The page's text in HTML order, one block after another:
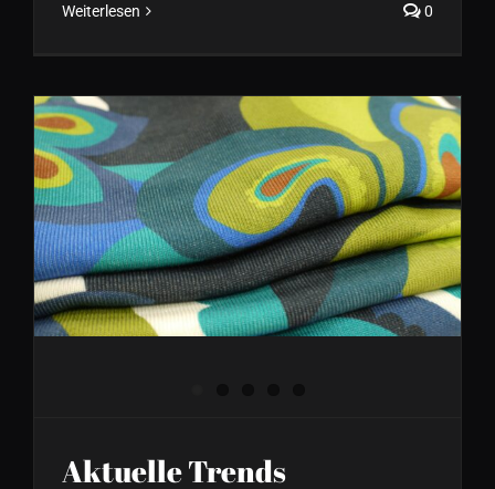
Weiterlesen 0
Aktuelle Trends
Herbst/Winter Kollektion
2024 bei FORMVOLLENDET
Aktuelle Trends